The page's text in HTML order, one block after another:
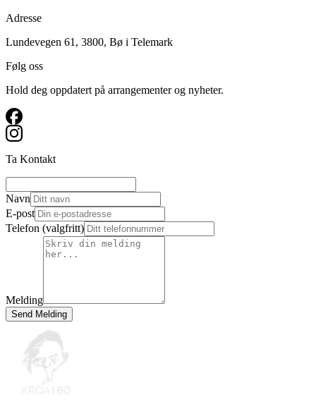
Adresse
Lundevegen 61, 3800, Bø i Telemark
Følg oss
Hold deg oppdatert på arrangementer og nyheter.
Ta Kontakt
Navn
E-post
Telefon (valgfritt)
Melding
Send Melding